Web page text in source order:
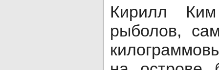
Кирилл
рыболов,